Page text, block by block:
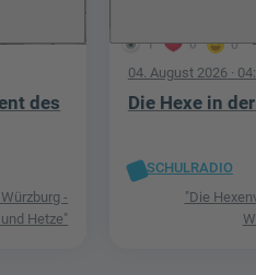
des
-
Hetze"
1 0 0
04. August 2026·
Die Hexe in
SCHULRADIO
"Die